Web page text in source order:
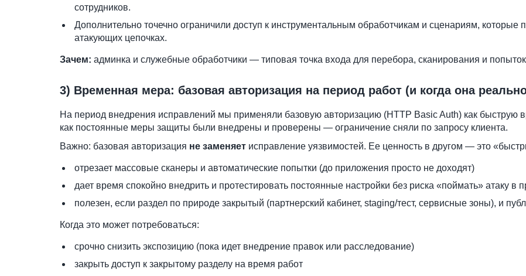
сотрудников.
Дополнительно точечно ограничили доступ к инструментальным обработчикам и сценариям, которые
атакующих цепочках.
Зачем: админка и служебные обработчики — типовая точка входа для перебора, сканирования и попыток
3) Временная мера: базовая авторизация на период работ (и когда она
На период внедрения исправлений мы применяли базовую авторизацию (HTTP Basic Auth) как быструю
как постоянные меры защиты были внедрены и проверены — ограничение сняли по запросу клиента.
Важно: базовая авторизация не заменяет исправление уязвимостей. Ее ценность в другом — это
отрезает массовые сканеры и автоматические попытки (до приложения просто не доходят)
дает время спокойно внедрить и протестировать постоянные настройки без риска «поймать» атаку в
полезен, если раздел по природе закрытый (партнерский кабинет, staging/тест, сервисные зоны), и
Когда это может потребоваться:
срочно снизить экспозицию (пока идет внедрение правок или расследование)
закрыть доступ к закрытому разделу на время работ